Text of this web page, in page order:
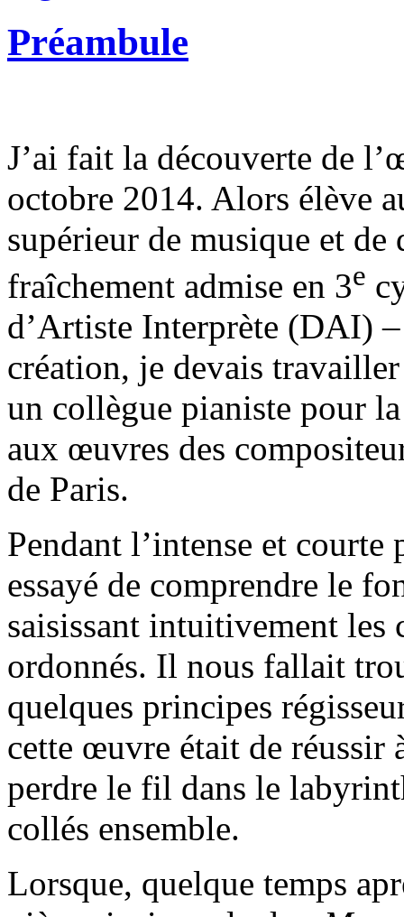
Préambule
J’ai fait la découverte de
octobre 2014. Alors élève
supérieur de musique et
fraîchement admise en 3e
d’Artiste Interprète (DAI)
création, je devais
un collègue pianiste pour
aux œuvres des
de Paris.
Pendant l’intense et
essayé de comprendre le
saisissant intuitivement les
ordonnés. Il nous fallait
quelques principes
cette œuvre était de réussir
perdre le fil dans le
collés ensemble.
Lorsque, quelque temps